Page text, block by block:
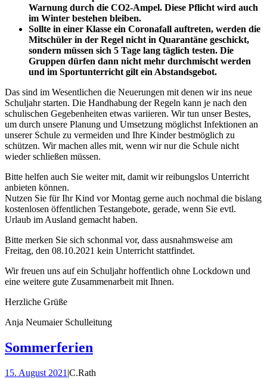
Warnung durch die CO2-Ampel. Diese Pflicht wird auch
im Winter bestehen bleiben.
Sollte in einer Klasse ein Coronafall auftreten, werden die
Mitschüler in der Regel nicht in Quarantäne geschickt,
sondern müssen sich 5 Tage lang täglich testen. Die
Gruppen dürfen dann nicht mehr durchmischt werden
und im Sportunterricht gilt ein Abstandsgebot.
Das sind im Wesentlichen die Neuerungen mit denen wir ins neue
Schuljahr starten. Die Handhabung der Regeln kann je nach den
schulischen Gegebenheiten etwas variieren. Wir tun unser Bestes,
um durch unsere Planung und Umsetzung möglichst Infektionen an
unserer Schule zu vermeiden und Ihre Kinder bestmöglich zu
schützen. Wir machen alles mit, wenn wir nur die Schule nicht
wieder schließen müssen.
Bitte helfen auch Sie weiter mit, damit wir reibungslos Unterricht
anbieten können.
Nutzen Sie für Ihr Kind vor Montag gerne auch nochmal die bislang
kostenlosen öffentlichen Testangebote, gerade, wenn Sie evtl.
Urlaub im Ausland gemacht haben.
Bitte merken Sie sich schonmal vor, dass ausnahmsweise am
Freitag, den 08.10.2021 kein Unterricht stattfindet.
Wir freuen uns auf ein Schuljahr hoffentlich ohne Lockdown und
eine weitere gute Zusammenarbeit mit Ihnen.
Herzliche Grüße
Anja Neumaier Schulleitung
Sommerferien
15. August 2021 |C.Rath